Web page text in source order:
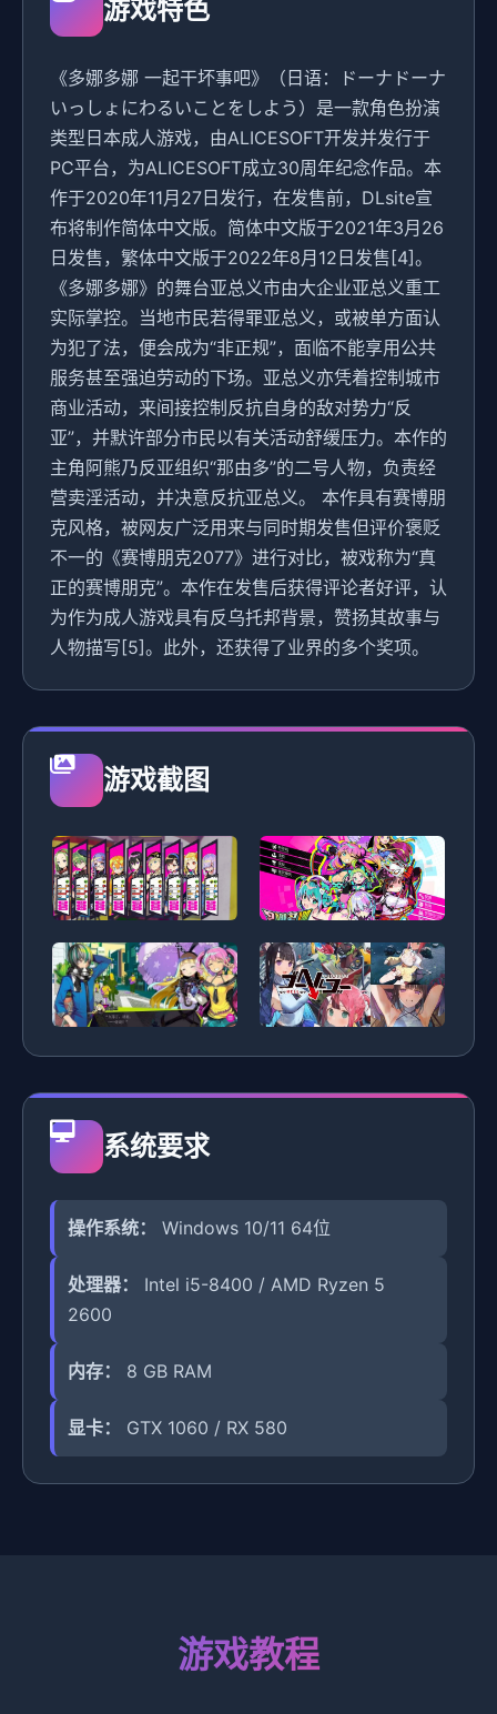
游戏特色
《多娜多娜 一起干坏事吧》（日语：ドーナドーナ
いっしょにわるいことをしよう）是一款角色扮演
类型日本成人游戏，由ALICESOFT开发并发行于
PC平台，为ALICESOFT成立30周年纪念作品。本
作于2020年11月27日发行，在发售前，DLsite宣
布将制作简体中文版。简体中文版于2021年3月26
日发售，繁体中文版于2022年8月12日发售[4]。
《多娜多娜》的舞台亚总义市由大企业亚总义重工
实际掌控。当地市民若得罪亚总义，或被单方面认
为犯了法，便会成为“非正规”，面临不能享用公共
服务甚至强迫劳动的下场。亚总义亦凭着控制城市
商业活动，来间接控制反抗自身的敌对势力“反
亚”，并默许部分市民以有关活动舒缓压力。本作的
主角阿熊乃反亚组织“那由多”的二号人物，负责经
营卖淫活动，并决意反抗亚总义。 本作具有赛博朋
克风格，被网友广泛用来与同时期发售但评价褒贬
不一的《赛博朋克2077》进行对比，被戏称为“真
正的赛博朋克”。本作在发售后获得评论者好评，认
为作为成人游戏具有反乌托邦背景，赞扬其故事与
人物描写[5]。此外，还获得了业界的多个奖项。
游戏截图
系统要求
操作系统： Windows 10/11 64位
处理器：
Intel i5-8400 / AMD Ryzen 5
2600
内存： 8 GB RAM
显卡： GTX 1060 / RX 580
游戏教程